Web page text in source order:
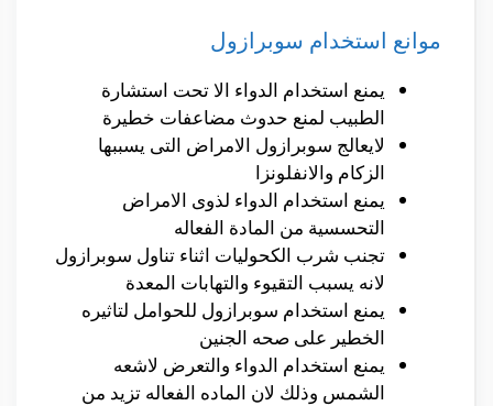
موانع استخدام سوبرازول
يمنع استخدام الدواء الا تحت استشارة
الطبيب لمنع حدوث مضاعفات خطيرة
لايعالج سوبرازول الامراض التى يسببها
الزكام والانفلونزا
يمنع استخدام الدواء لذوى الامراض
التحسسية من المادة الفعاله
تجنب شرب الكحوليات اثناء تناول سوبرازول
لانه يسبب التقيوء والتهابات المعدة
يمنع استخدام سوبرازول للحوامل لتاثيره
الخطير على صحه الجنين
يمنع استخدام الدواء والتعرض لاشعه
الشمس وذلك لان الماده الفعاله تزيد من